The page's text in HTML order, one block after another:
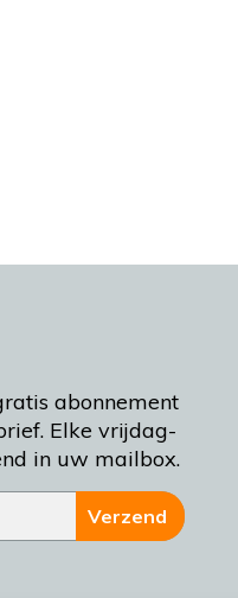
abonnement
Elke vrijdag-
in uw mailbox.
Verzend